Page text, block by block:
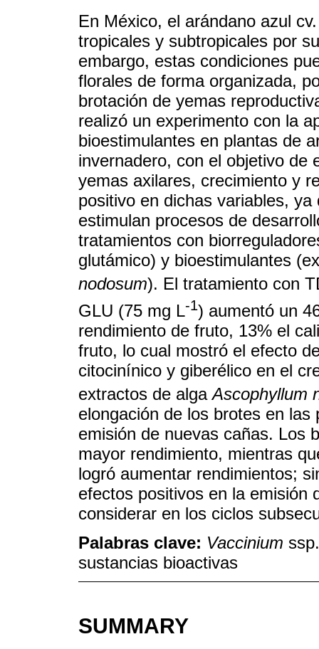
En México, el arándano azul
tropicales y subtropicales por
embargo, estas condiciones
florales de forma organizada,
brotación de yemas
realizó un experimento con la
bioestimulantes en plantas de
invernadero, con el objetivo de
yemas axilares, crecimiento y
positivo en dichas variables,
estimulan procesos de
tratamientos con
glutámico) y bioestimulantes
nodosum). El tratamiento con
GLU (75 mg L-1) aumentó un
rendimiento de fruto, 13% el
fruto, lo cual mostró el efecto
citocinínico y giberélico en el
extractos de algaAscophyllum
elongación de los brotes en
emisión de nuevas cañas. Los
mayor rendimiento, mientras
logró aumentar rendimientos;
efectos positivos en la emisión
considerar en los ciclos
Palabras clave: Vaccinium
sustancias bioactivas
SUMMARY